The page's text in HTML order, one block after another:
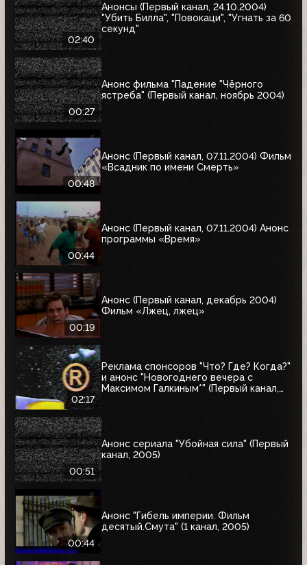
02:40
Анонсы (Первый канал, 24.10.2004)
"Убить Билла", "Повокаци", "Угнать за 60
секунд"
00:27
Анонс фильма "Падение "Чёрного
ястреба" (Первый канал, ноябрь 2004)
00:48
Анонс (Первый канал, 07.11.2004) Фильм
«Всадник по имени Смерть»
00:44
Анонс (Первый канал, 07.11.2004) Анонс
программы «Время»
00:19
Анонс (Первый канал, декабрь 2004)
Фильм «Лжец, лжец»
02:17
Реклама спонсоров "Что? Где? Когда?"
и анонс "Новогоднего вечера с
Максимом Галкиным*" (Первый канал,
00:51
Анонс сериала "Убойная сила" (Первый
канал, 2005)
00:44
Анонс "Гибель империи. Фильм
десятый.Смута" (1 канал, 2005)